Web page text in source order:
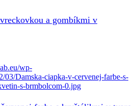
a gombíkmi v